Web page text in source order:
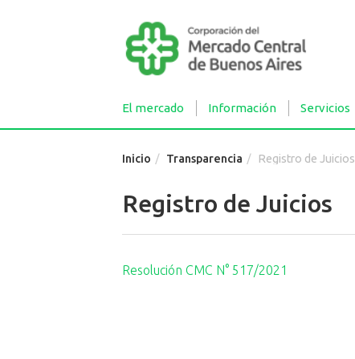
El mercado Información Servicios
Inicio Transparencia Registro de Juicios
Registro de Juicios
Resolución CMC N° 517/2021